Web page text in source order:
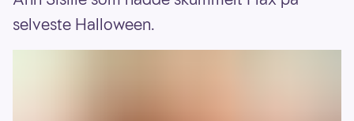
selveste Halloween.